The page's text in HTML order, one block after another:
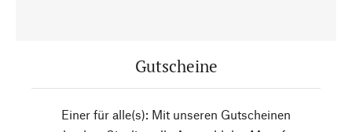
Gutscheine
Einer für alle(s): Mit unseren Gutscheinen